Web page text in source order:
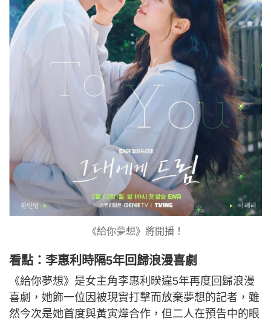
《給你夢想》將開播！
看點：李惠利時隔5年回歸浪漫喜劇
《給你夢想》是女主角李惠利暌違5年再度回歸浪漫
喜劇，她飾一位因被現實打擊而放棄夢想的記者，雖
然今次是她首度與黃寅燁合作，但二人在預告中的眼